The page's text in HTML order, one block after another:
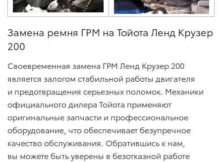
Замена ремня ГРМ на Тойота Ленд Крузер
200
Своевременная замена ГРМ Ленд Крузер 200
является залогом стабильной работы двигателя
и предотвращения серьезных поломок. Механики
официального дилера Тойота применяют
оригинальные запчасти и профессиональное
оборудование, что обеспечивает безупречное
качество обслуживания. Обратившись к нам,
вы можете быть уверены в безотказной работе